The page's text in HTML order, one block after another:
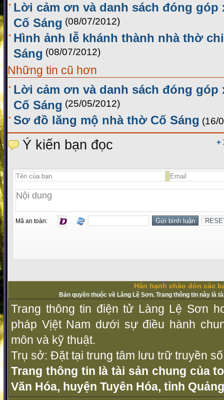
Lời cảm ơn và danh sách đóng
Cố Sáng (08/07/2012)
Hình ảnh lễ khánh thành nhà thờ
Sáng (08/07/2012)
Những tin cũ hơn
Lời cảm ơn và danh sách đóng
Cố Sáng (25/05/2012)
Sơ đồ lăng mộ nhà thờ Cố Sáng (16/
+
Ý kiến bạn đọc
Mã an toàn:
Hân hạnh chào đón các
Bản quyền thuộc về Làng Lệ Sơn. Trang thông tin này là
Trang thông tin điện tử Làng Lệ Sơn
pháp Vịệt Nam dưới sự điều hành
môn và kỹ thuật.
Trụ sở: Đặt tại trung tâm lưu trữ truyền
Trang thông tin là tài sản chung của
Văn Hóa, huyện Tuyên Hóa, tỉnh